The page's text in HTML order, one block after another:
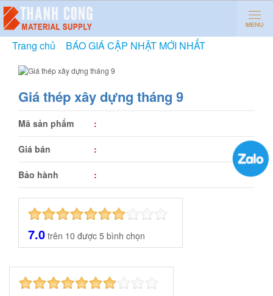
Trang chủ BÁO GIÁ CẬP NHẬT MỚI NHẤT
Giá thép xây dựng tháng 9
Mã sản phẩm :
Giá bán :
Bảo hành :
7.0 trên 10 được 5 bình chọn